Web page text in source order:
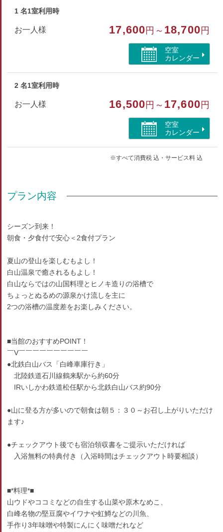
部屋特徴
山が見える
1 名1室利用時
お一人様 17,600 円～ 18,700 円
空室
カレンダー
2 名1室利用時
お一人様 16,500 円～ 17,600 円
空室
カレンダー
※すべて消費税 込・サービス料 込
プラン内容
シーズン到来！
朝食・夕食付で安心＜2食付プラン
夏山の登山を楽しむもよし！
白山温泉で癒されるもよし！
白山ならではの山国料理とヒノキ造りの浴槽で
ちょっとぬるめの源泉かけ流しを主に
2つの浴槽の温度差をお楽しみください。
■当館のおすすめPOINT！
￣V￣￣￣￣￣￣￣￣￣￣
●北鉄白山バス「白峰車庫行き」
北陸鉄道石川線鶴来駅から約60分
IRいしかわ鉄道松任駅から北鉄白山バス約90分
●山に登る方が多いので朝食は朝５：３０～お召し上がりいただけ
ます♪
●チェックアウト後でも宿泊領収書をご提示いただければ
入浴無料の特典付き（入浴時間はチェックアウト時要相談）
■*料理*■
山ウドやココミなどの自生する山菜や原木なめこ、
白峰名物の堅豆腐やイワナや虹鱒などの川魚、
手作り3年味噌や特製にんにく味噌だれなど